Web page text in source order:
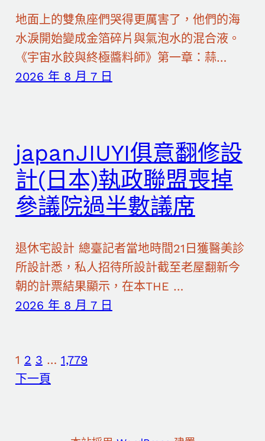
地面上的雙魚座們哭得更厲害了，他們的海
水淚開始變成金箔碎片與氣泡水的混合液。
《宇宙水餃與終極醬料師》第一章：蒜…
2026 年 8 月 7 日
japanJIUYI俱意翻修設
計(日本)執政聯盟喪掉
參議院過半數議席
退休宅設計 總臺記者當地時間21日獲醫美診
所設計悉，私人招待所設計截至老屋翻新今
朝的計票結果顯示，在本THE …
2026 年 8 月 7 日
1 2 3 … 1,779
下一頁